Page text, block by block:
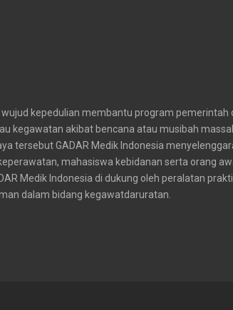
wujud kepedulian membantu program pemerintah
kegawatan akibat bencana atau musibah
tersebut GADAR Medik Indonesia
mahasiswa kebidanan serta orang
Medik Indonesia di dukung oleh peralatan
dalam bidang kegawatdaruratan.